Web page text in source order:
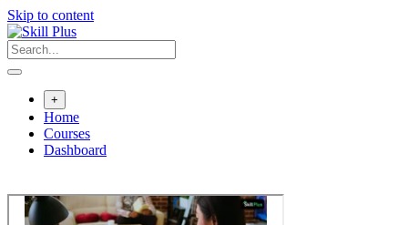
Skip to content
+
Home
Courses
Dashboard